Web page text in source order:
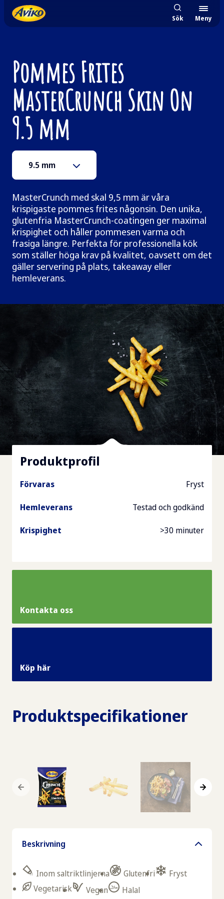
Sök Meny
Pommes Frites
MasterCrunch Skin On
9.5 mm
9.5 mm
MasterCrunch med skal 9,5 mm är våra
krispigaste pommes frites någonsin. Den unika,
glutenfria MasterCrunch-coatingen ger maximal
krispighet och håller pommesen varma och
frasiga längre. Perfekta för professionella kök
som ställer höga krav på kvalitet, oavsett om det
gäller servering på plats, takeaway eller
hemleverans.
Produktprofil
Förvaras Fryst
Hemleverans Testad och godkänd
Krispighet >30 minuter
Kontakta oss
Köp här
Produktspecifikationer
Beskrivning
Inom saltriktlinjerna Glutenfri
Fryst
Vegetarisk
Vegan Halal
Premium Master Crunch med skal 9.5mm | Pommes Frites |